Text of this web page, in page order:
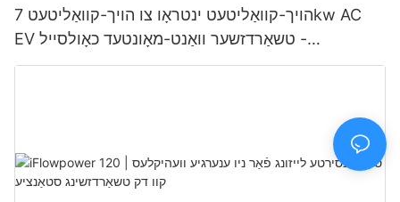
הויך-קוואַליטעט ינטראָו צו הויך-קוואַליטעט 7kw AC
EV טשאַרדזשער וואַנט-מאָונטעד כאָולסייל -
iFlowpower